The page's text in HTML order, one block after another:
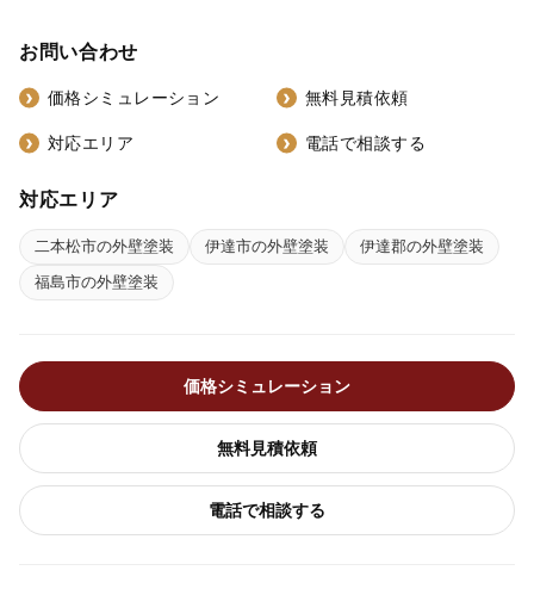
お問い合わせ
価格シミュレーション 無料見積依頼
対応エリア 電話で相談する
対応エリア
二本松市の外壁塗装 伊達市の外壁塗装
伊達郡の外壁塗装
福島市の外壁塗装
価格シミュレーション
無料見積依頼
電話で相談する